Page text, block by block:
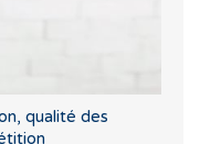
qualité des